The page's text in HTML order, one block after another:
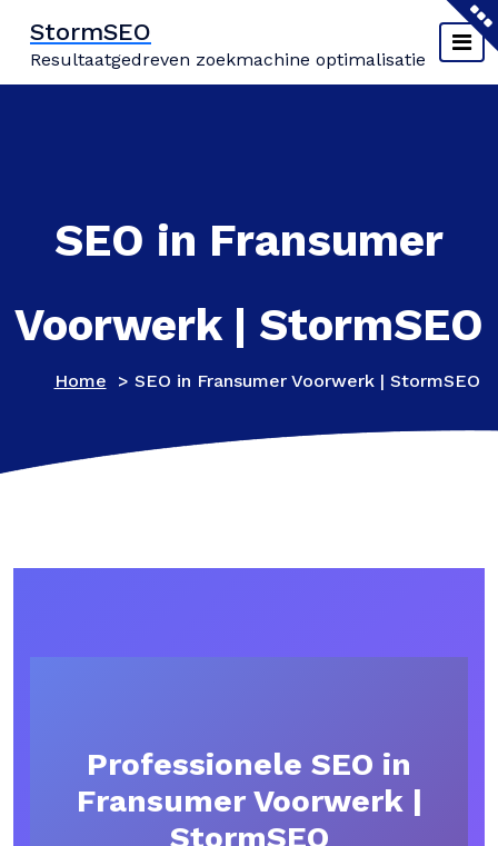
inhoud
springen
StormSEO
Resultaatgedreven zoekmachine optimalisatie
SEO in Fransumer
Voorwerk | StormSEO
Home > SEO in Fransumer Voorwerk | StormSEO
Professionele SEO in
Fransumer Voorwerk |
StormSEO